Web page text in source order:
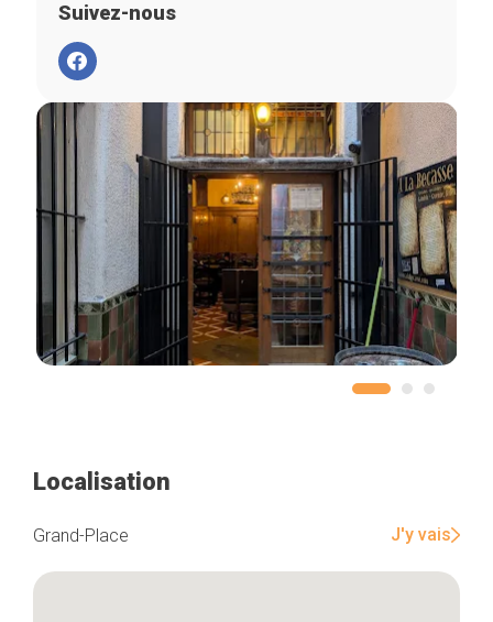
Suivez-nous
Localisation
Grand-Place J'y vais